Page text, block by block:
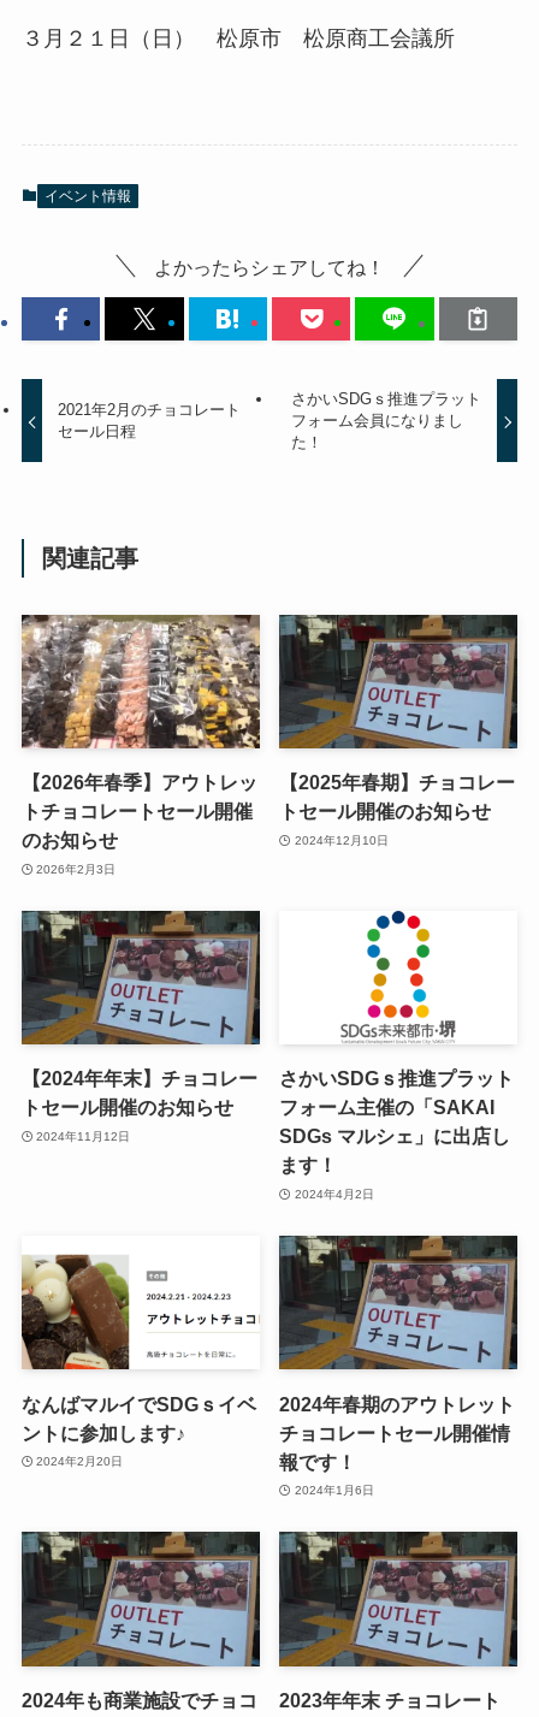
３月２１日（日） 松原市 松原商工会議所
イベント情報
よかったらシェアしてね！
2021年2月のチョコレート
セール日程
さかいSDGｓ推進プラット
フォーム会員になりまし
た！
関連記事
【2026年春季】アウトレッ
トチョコレートセール開催
のお知らせ
2026年2月3日
【2025年春期】チョコレー
トセール開催のお知らせ
2024年12月10日
【2024年年末】チョコレー
トセール開催のお知らせ
2024年11月12日
さかいSDGｓ推進プラット
フォーム主催の「SAKAI
SDGs マルシェ」に出店し
ます！
2024年4月2日
なんばマルイでSDGｓイベ
ントに参加します♪
2024年2月20日
2024年春期のアウトレット
チョコレートセール開催情
報です！
2024年1月6日
2024年も商業施設でチョコ 2023年年末 チョコレート